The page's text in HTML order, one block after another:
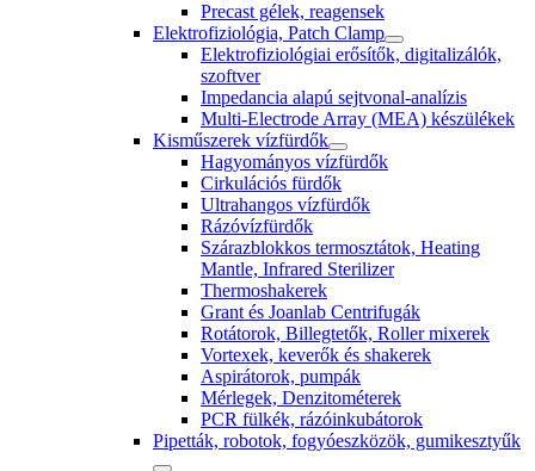
Precast gélek, reagensek
Elektrofiziológia, Patch Clamp
Elektrofiziológiai erősítők, digitalizálók,
szoftver
Impedancia alapú sejtvonal-analízis
Multi-Electrode Array (MEA) készülékek
Kisműszerek vízfürdők
Hagyományos vízfürdők
Cirkulációs fürdők
Ultrahangos vízfürdők
Rázóvízfürdők
Szárazblokkos termosztátok, Heating
Mantle, Infrared Sterilizer
Thermoshakerek
Grant és Joanlab Centrifugák
Rotátorok, Billegtetők, Roller mixerek
Vortexek, keverők és shakerek
Aspirátorok, pumpák
Mérlegek, Denzitométerek
PCR fülkék, rázóinkubátorok
Pipetták, robotok, fogyóeszközök, gumikesztyűk